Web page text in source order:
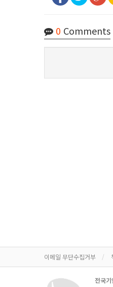
0 Comments
이메일 무단수집거부
전국기